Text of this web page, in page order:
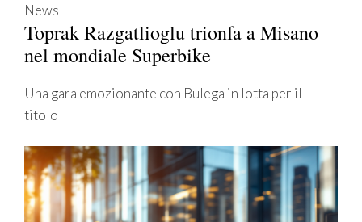
News
Toprak Razgatlioglu trionfa a Misano
nel mondiale Superbike
Una gara emozionante con Bulega in lotta per il
titolo